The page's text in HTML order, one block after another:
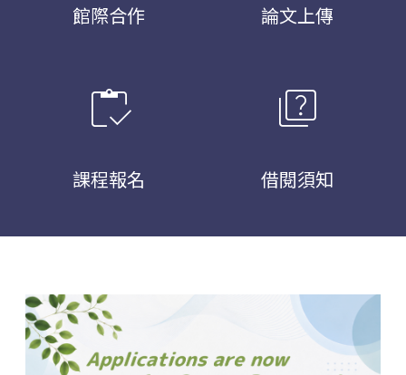
館際合作 論文上傳
inventory
課程報名
quiz
借閱須知